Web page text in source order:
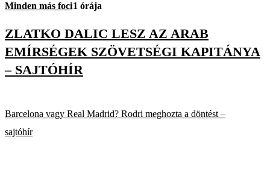
Minden más foci1 órája
ZLATKO DALIC LESZ AZ ARAB
EMÍRSÉGEK SZÖVETSÉGI KAPITÁNYA
– SAJTÓHÍR
Barcelona vagy Real Madrid? Rodri meghozta a döntést –
sajtóhír